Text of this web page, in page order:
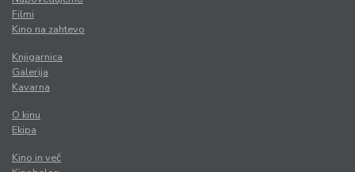
Filmi
Kino na zahtevo
Knjigarnica
Galerija
Kavarna
O kinu
Ekipa
Kino in več